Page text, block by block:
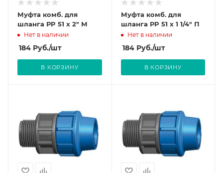
Муфта комб. для
шланга РP 51 х 2" М
Нет в наличии
184 Руб./шт
В КОРЗИНУ
Муфта комб. для
шланга РP 51 х 1 1/4" П
Нет в наличии
184Руб./шт
В КОРЗИНУ